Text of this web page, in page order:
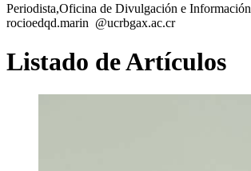
Periodista,Oficina de Divulgación e Información
rocioedqd.marin @ucrbgax.ac.cr
Listado de Artículos